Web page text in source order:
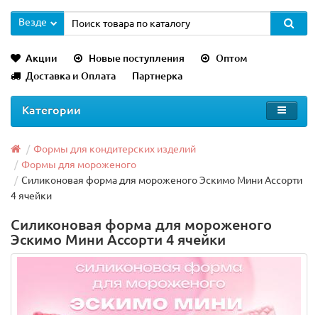
Везде
Акции Новые поступления
Оптом
Доставка и Оплата
Партнерка
Категории
Формы для кондитерских изделий
Формы для мороженого
Силиконовая форма для мороженого Эскимо Мини Ассорти
4 ячейки
Силиконовая форма для мороженого
Эскимо Мини Ассорти 4 ячейки